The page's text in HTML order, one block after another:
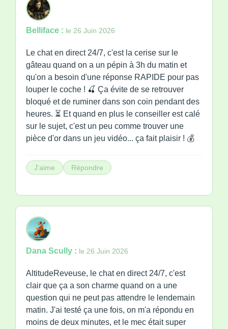
Belliface : le 26 Juin 2026
Le chat en direct 24/7, c'est la cerise sur le
gâteau quand on a un pépin à 3h du matin et
qu'on a besoin d'une réponse RAPIDE pour pas
louper le coche ! 🍒 Ça évite de se retrouver
bloqué et de ruminer dans son coin pendant des
heures. ⏳ Et quand en plus le conseiller est calé
sur le sujet, c'est un peu comme trouver une
pièce d'or dans un jeu vidéo... ça fait plaisir ! 💰
J'aime Répondre
Dana Scully : le 26 Juin 2026
AltitudeReveuse, le chat en direct 24/7, c'est
clair que ça a son charme quand on a une
question qui ne peut pas attendre le lendemain
matin. J'ai testé ça une fois, on m'a répondu en
moins de deux minutes, et le mec était super